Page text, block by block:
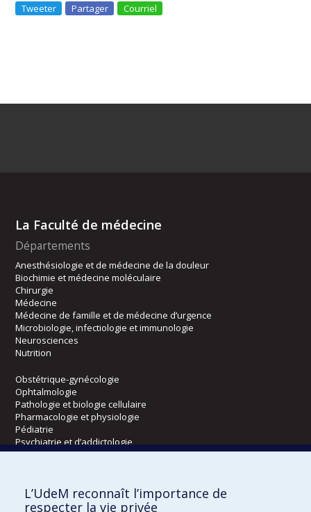
Tweeter Partager Courriel
La Faculté de médecine
Départements
Anesthésiologie et de médecine de la douleur
Biochimie et médecine moléculaire
Chirurgie
Médecine
Médecine de famille et de médecine d’urgence
Microbiologie, infectiologie et immunologie
Neurosciences
Nutrition
Obstétrique-gynécologie
Ophtalmologie
Pathologie et biologie cellulaire
Pharmacologie et physiologie
Pédiatrie
Psychiatrie et d’addictologie
Radiologie, radio-oncologie et médecine nucléaire
Écoles
L’UdeM reconnaît l’importance de
respecter la vie privée